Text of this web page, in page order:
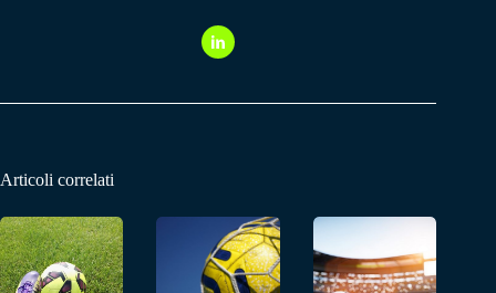
Articoli correlati